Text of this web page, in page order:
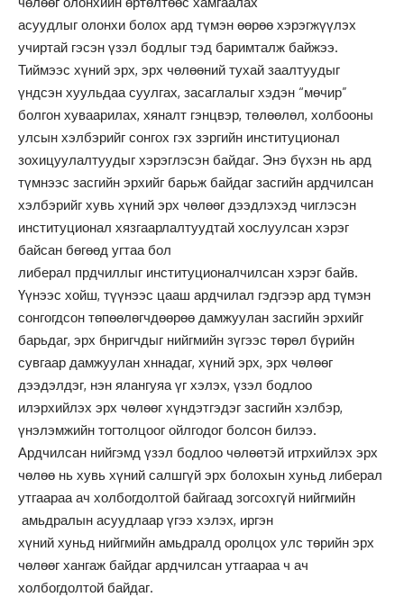
асуудлыг олонхи болох ард түмэн өөрөө хэрэгжүүлэх
учиртай гэсэн үзэл бодлыг тэд баримталж байжээ.
Тиймээс хүний эрх, эрх чөлөөний тухай заалтуудыг
үндсэн хуульдаа суулгах, засаглалыг хэдэн “мөчир”
болгон хуваарилах, хяналт гэнцвэр, төлөөлөл, холбооны
улсын хэлбэрийг сонгох гэх зэргийн институционал
зохицуулалтуудыг хэрэглэсэн байдаг. Энэ бүхэн нь ард
түмнээс засгийн эрхийг барьж байдаг засгийн ардчилсан
хэлбэрийг хувь хүний эрх чөлөөг дээдлэхэд чиглэсэн
институционал хязгаарлалтуудтай хослуулсан хэрэг
байсан бөгөөд угтаа бол
либерал прдчиллыг институционалчилсан хэрэг байв.
Үүнээс хойш, түүнээс цааш ардчилал гэдгээр ард түмэн
сонгогдсон төпөөлөгчдөөрөө дамжуулан засгийн эрхийг
барьдаг, эрх бнригчдыг нийгмийн зүгээс төрөл бүрийн
сувгаар дамжуулан хннадаг, хүний эрх, эрх чөлөөг
дээдэлдэг, нэн ялангуяа үг хэлэх, үзэл бодлоо
илэрхийлэх эрх чөлөөг хүндэтгэдэг засгийн хэлбэр,
үнэлэмжийн тогтолцоог ойлгодог болсон билээ.
Ардчилсан нийгэмд үзэл бодлоо чөлөөтэй итрхийлэх эрх
чөлөө нь хувь хүний салшгүй эрх болохын хуньд либерал
утгаараа ач холбогдолтой байгаад зогсохгүй нийгмийн
амьдралын асуудлаар үгээ хэлэх, иргэн
хүний хуньд нийгмийн амьдралд оролцох улс төрийн эрх
чөлөөг хангаж байдаг ардчилсан утгаараа ч ач
холбогдолтой байдаг.